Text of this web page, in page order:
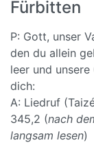
Fürbitten
P: Gott, unser
den du allein
leer und
dich:
A: Liedruf
345,2 (nach
langsam lesen)